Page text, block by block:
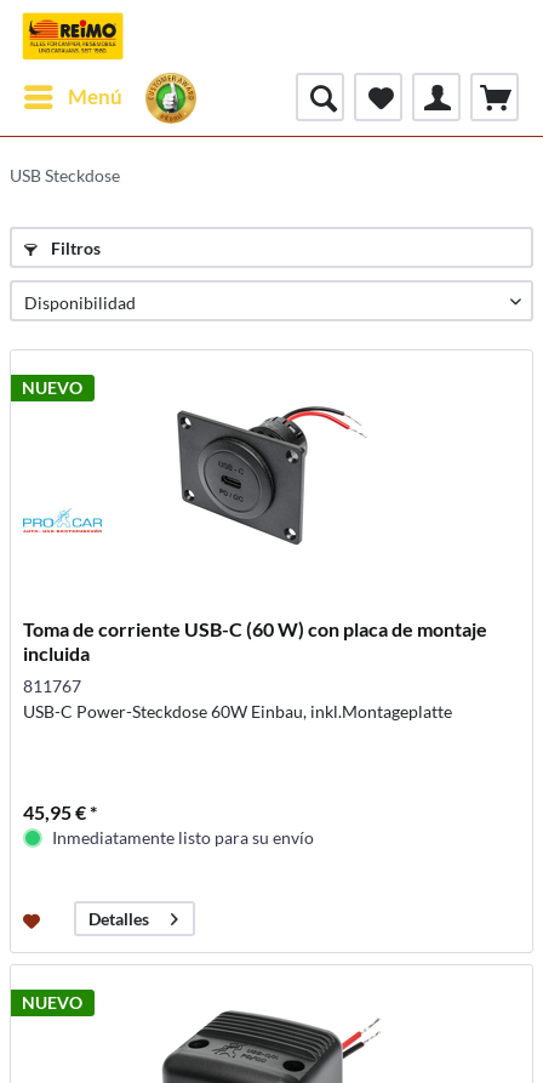
Menú
USB Steckdose
Filtros
NUEVO
Toma de corriente USB-C (60 W) con placa de montaje
incluida
811767
USB-C Power-Steckdose 60W Einbau, inkl.Montageplatte
45,95 € *
Inmediatamente listo para su envío
Detalles
NUEVO